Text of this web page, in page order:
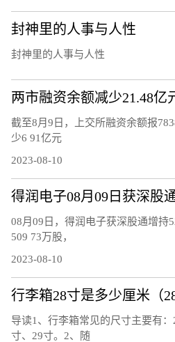
封神里的人事与人性
封神里的人事与人性
两市融资余额减少21.48亿
截至8月9日，上交所融资余额报
少6 91亿元
2023-08-10
得润电子08月09日获深股
08月09日，得润电子获深股通增持
509 73万股，
2023-08-10
导读1、行李箱常见的尺寸主要有
寸、29寸。2、随